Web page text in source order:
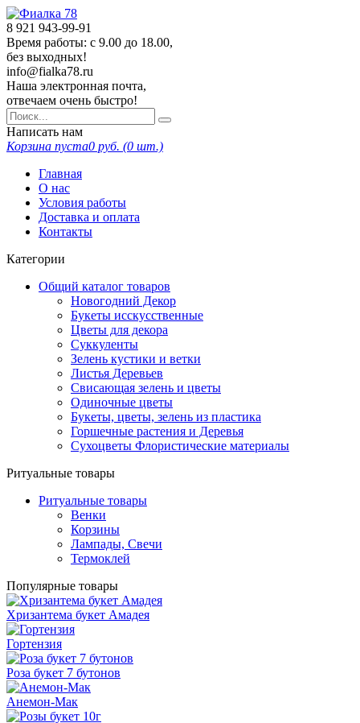
8 921 943-99-91
Время работы: с 9.00 до 18.00,
без выходных!
info@fialka78.ru
Наша электронная почта,
отвечаем очень быстро!
Написать нам
Корзина пуста0 руб. (0 шт.)
Главная
О нас
Условия работы
Доставка и оплата
Контакты
Категории
Общий каталог товаров
Новогодний Декор
Букеты исскусственные
Цветы для декора
Суккуленты
Зелень кустики и ветки
Листья Деревьев
Свисающая зелень и цветы
Одиночные цветы
Букеты, цветы, зелень из пластика
Горшечные растения и Деревья
Сухоцветы Флористические материалы
Ритуальные товары
Ритуальные товары
Венки
Корзины
Лампады, Свечи
Термоклей
Популярные товары
Хризантема букет Амадея
Гортензия
Роза букет 7 бутонов
Анемон-Мак